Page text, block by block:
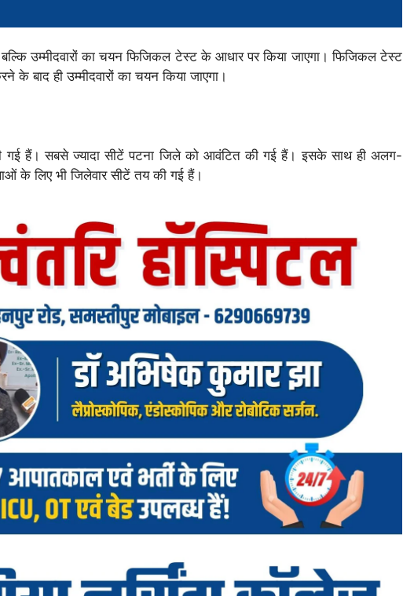
बल्कि उम्मीदवारों का चयन फिजिकल टेस्ट के आधार पर किया जाएगा। फिजिकल टेस्ट
बाद ही उम्मीदवारों का चयन किया जाएगा।
गई हैं। सबसे ज्यादा सीटें पटना जिले को आवंटित की गई हैं। इसके साथ ही अलग-
के लिए भी जिलेवार सीटें तय की गई हैं।